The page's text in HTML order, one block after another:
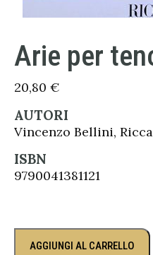
Arie per
20,80 €
AUTORI
Vincenzo Bellini,
ISBN
9790041381121
AGGIUNGI AL CARRELLO